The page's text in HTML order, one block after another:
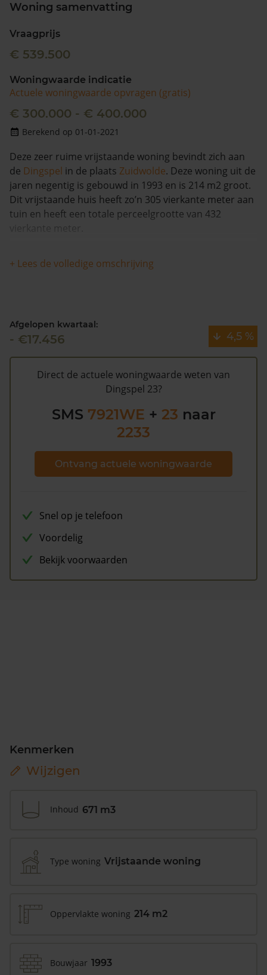
Woning samenvatting
Vraagprijs
€ 539.500
Woningwaarde indicatie
Actuele woningwaarde opvragen (gratis)
€ 300.000 - € 400.000
Berekend op 01-01-2021
Deze zeer ruime vrijstaande woning bevindt zich aan
de Dingspel in de plaats Zuidwolde. Deze woning uit de
jaren negentig is gebouwd in 1993 en is 214 m2 groot.
Dit vrijstaande huis heeft zo’n 305 vierkante meter aan
tuin en heeft een totale perceelgrootte van 432
vierkante meter.
Dit huis heeft geen herleidbare koopsominformatie en
is in de afgelopen 12 maanden met meer dan 6% in
Dingspel 23 heeft volgens de gemeente De Wolden een
WOZ waarde van €363.000 (2020). Volgens
Kadasterdata is de kans laag dat deze waarde te hoog
is en dat er bespaard zou kunnen worden op de
gemeentelijke belastingen. Met het
waarde en kansen op besparing. Schrijf uhiergratis in.
+ Lees de volledige omschrijving
Afgelopen kwartaal:
- €17.456 4,5 %
Direct de actuele woningwaarde weten van
Dingspel 23?
SMS 7921WE + 23 naar
2233
Ontvang actuele woningwaarde
Snel op je telefoon
Voordelig
Bekijk voorwaarden
Kenmerken
Wijzigen
Inhoud 671 m3
Type woning Vrijstaande woning
Oppervlakte woning 214 m2
Bouwjaar 1993